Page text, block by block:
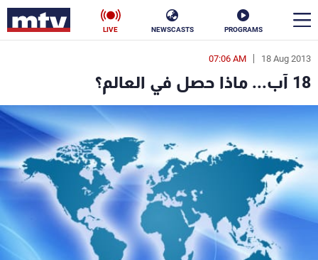
PROGRAMS
NEWSCASTS
LIVE
18 Aug 2013
07:06 AM
18 آب... ماذا حصل في العالم؟
en
الأخبار
سياسة ناس
إقتصاد فن
منوعات رياضة
كأس العالم